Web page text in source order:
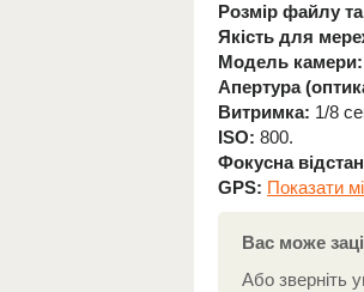
Розмір файлу та
Якість для
Модель камери:
Апертура
Витримка: 1/8
ISO: 800.
Фокусна
GPS: Показати
Вас може
Або зверніть